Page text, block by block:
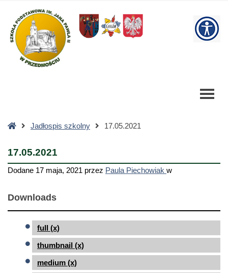
Szkoła
Podstawowa
StronaJadłospis szkolny 17.05.2021
17.05.2021
Dodane 17 maja, 2021 przez Paula Piechowiak w
Downloads
full (x)
thumbnail (x)
medium (x)